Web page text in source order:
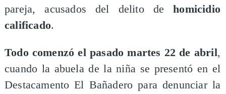
pareja, acusados del delito dehomicidio
calificado.
Todo comenzó el pasado martes 22 de abril,
cuando la abuela de la niña se presentó en el
Destacamento El Bañadero para denunciar la